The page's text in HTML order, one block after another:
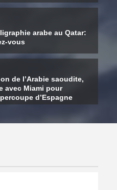
une partie de ses
la Turquie
arabe au Qatar:
vous
de l’Arabie saoudite,
avec Miami pour
d’Espagne